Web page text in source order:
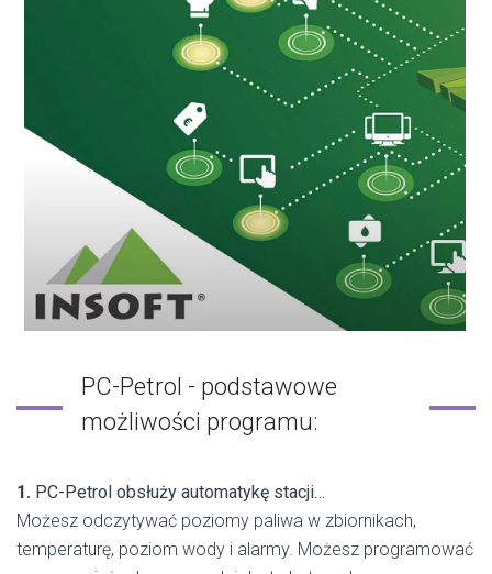
PC-Petrol - podstawowe
możliwości programu:
1. PC-Petrol obsłuży automatykę stacji…
Możesz odczytywać poziomy paliwa w zbiornikach,
temperaturę, poziom wody i alarmy. Możesz programować